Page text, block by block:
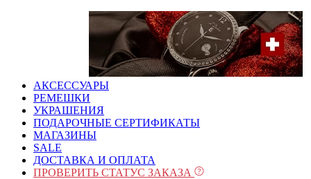
АКСЕССУАРЫ
РЕМЕШКИ
УКРАШЕНИЯ
ПОДАРОЧНЫЕ СЕРТИФИКАТЫ
МАГАЗИНЫ
SALE
ДОСТАВКА И ОПЛАТА
ПРОВЕРИТЬ СТАТУС ЗАКАЗА